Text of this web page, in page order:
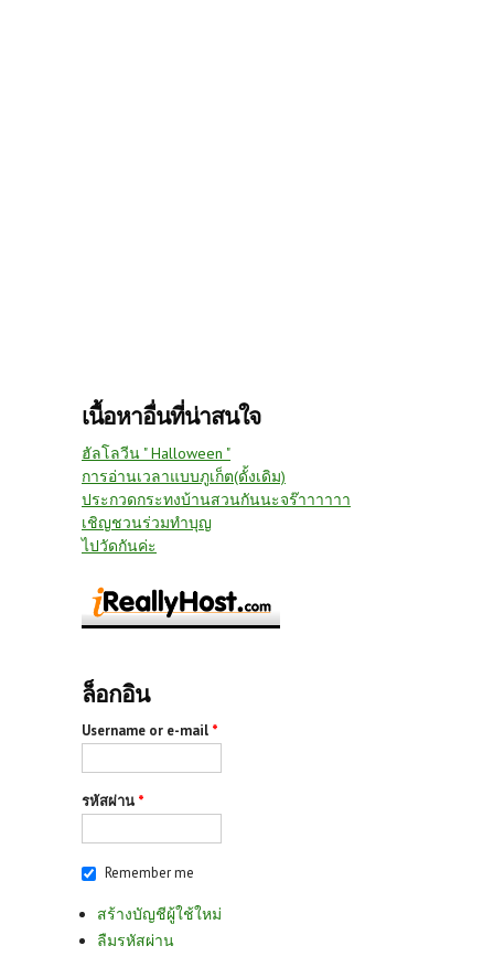
เนื้อหาอื่นที่น่าสนใจ
ฮัลโลวีน " Halloween "
การอ่านเวลาแบบภูเก็ต(ดั้งเดิม)
ประกวดกระทงบ้านสวนกันนะจร๊าาาาาา
เชิญชวนร่วมทำบุญ
ไปวัดกันค่ะ
ล็อกอิน
Username or e-mail *
รหัสผ่าน *
Remember me
สร้างบัญชีผู้ใช้ใหม่
ลืมรหัสผ่าน